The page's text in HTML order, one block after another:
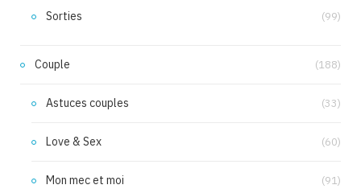
Sorties (99)
Couple (188)
Astuces couples (33)
Love & Sex (60)
Mon mec et moi (91)